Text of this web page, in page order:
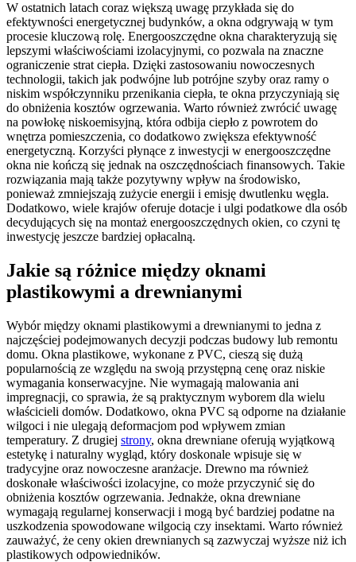
W ostatnich latach coraz większą uwagę przykłada się do
efektywności energetycznej budynków, a okna odgrywają w tym
procesie kluczową rolę. Energooszczędne okna charakteryzują się
lepszymi właściwościami izolacyjnymi, co pozwala na znaczne
ograniczenie strat ciepła. Dzięki zastosowaniu nowoczesnych
technologii, takich jak podwójne lub potrójne szyby oraz ramy o
niskim współczynniku przenikania ciepła, te okna przyczyniają się
do obniżenia kosztów ogrzewania. Warto również zwrócić uwagę
na powłokę niskoemisyjną, która odbija ciepło z powrotem do
wnętrza pomieszczenia, co dodatkowo zwiększa efektywność
energetyczną. Korzyści płynące z inwestycji w energooszczędne
okna nie kończą się jednak na oszczędnościach finansowych. Takie
rozwiązania mają także pozytywny wpływ na środowisko,
ponieważ zmniejszają zużycie energii i emisję dwutlenku węgla.
Dodatkowo, wiele krajów oferuje dotacje i ulgi podatkowe dla osób
decydujących się na montaż energooszczędnych okien, co czyni tę
inwestycję jeszcze bardziej opłacalną.
Jakie są różnice między oknami
plastikowymi a drewnianymi
Wybór między oknami plastikowymi a drewnianymi to jedna z
najczęściej podejmowanych decyzji podczas budowy lub remontu
domu. Okna plastikowe, wykonane z PVC, cieszą się dużą
popularnością ze względu na swoją przystępną cenę oraz niskie
wymagania konserwacyjne. Nie wymagają malowania ani
impregnacji, co sprawia, że są praktycznym wyborem dla wielu
właścicieli domów. Dodatkowo, okna PVC są odporne na działanie
wilgoci i nie ulegają deformacjom pod wpływem zmian
temperatury. Z drugiej strony, okna drewniane oferują wyjątkową
estetykę i naturalny wygląd, który doskonale wpisuje się w
tradycyjne oraz nowoczesne aranżacje. Drewno ma również
doskonałe właściwości izolacyjne, co może przyczynić się do
obniżenia kosztów ogrzewania. Jednakże, okna drewniane
wymagają regularnej konserwacji i mogą być bardziej podatne na
uszkodzenia spowodowane wilgocią czy insektami. Warto również
zauważyć, że ceny okien drewnianych są zazwyczaj wyższe niż ich
plastikowych odpowiedników.